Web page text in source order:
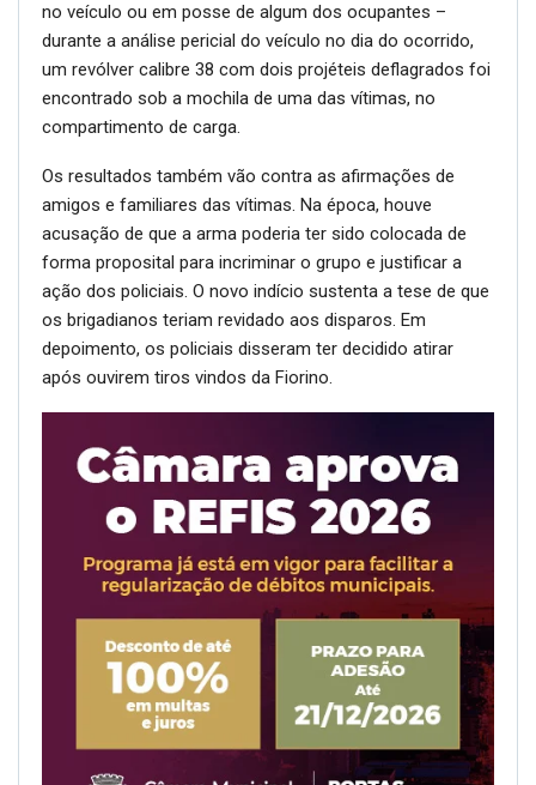
no veículo ou em posse de algum dos ocupantes –
durante a análise pericial do veículo no dia do ocorrido,
um revólver calibre 38 com dois projéteis deflagrados foi
encontrado sob a mochila de uma das vítimas, no
compartimento de carga.
Os resultados também vão contra as afirmações de
amigos e familiares das vítimas. Na época, houve
acusação de que a arma poderia ter sido colocada de
forma proposital para incriminar o grupo e justificar a
ação dos policiais. O novo indício sustenta a tese de que
os brigadianos teriam revidado aos disparos. Em
depoimento, os policiais disseram ter decidido atirar
após ouvirem tiros vindos da Fiorino.